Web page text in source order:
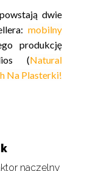
dwie
mobilny
produkcję
(Natural
Na Plasterki!
naczelny